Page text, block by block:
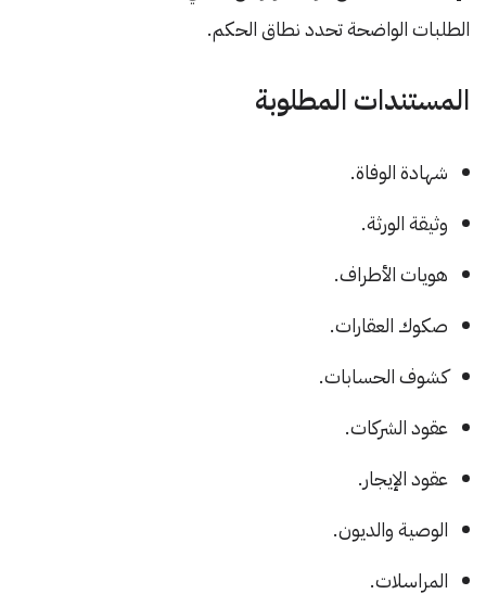
الطلبات الواضحة تحدد نطاق الحكم.
المستندات المطلوبة
شهادة الوفاة.
وثيقة الورثة.
هويات الأطراف.
صكوك العقارات.
كشوف الحسابات.
عقود الشركات.
عقود الإيجار.
الوصية والديون.
المراسلات.